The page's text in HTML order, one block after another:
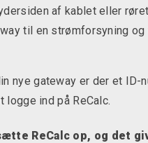
af kablet eller
til en strømforsyning og
nye gateway er der et ID-
logge ind på ReCalc.
ReCalc op, og det